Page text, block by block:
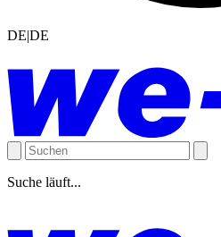
DE|DE
Suche läuft...